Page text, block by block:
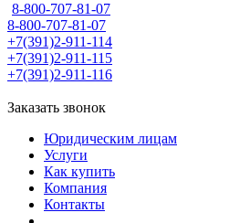
8-800-707-81-07
8-800-707-81-07
+7(391)2-911-114
+7(391)2-911-115
+7(391)2-911-116
Заказать звонок
Юридическим лицам
Услуги
Как купить
Компания
Контакты